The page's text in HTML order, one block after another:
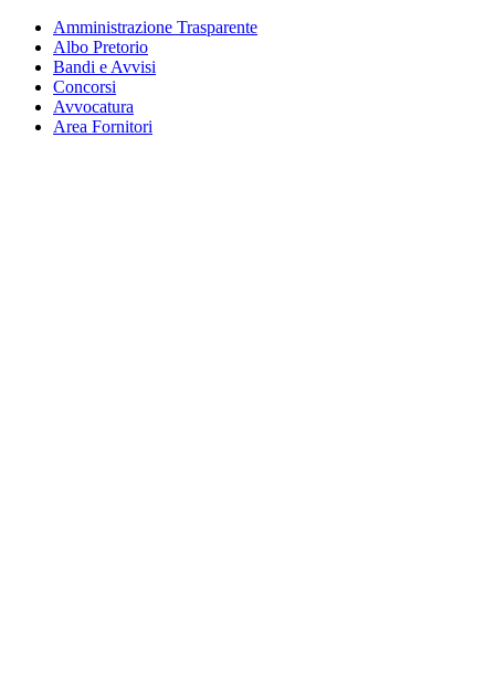
Amministrazione Trasparente
Albo Pretorio
Bandi e Avvisi
Concorsi
Avvocatura
Area Fornitori